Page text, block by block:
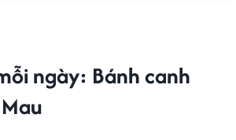
ngày: Bánh canh